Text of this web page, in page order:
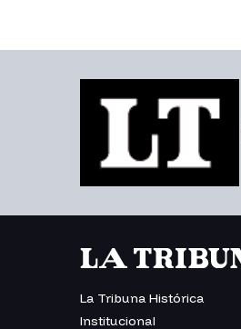
La Tribuna Histórica
Institucional